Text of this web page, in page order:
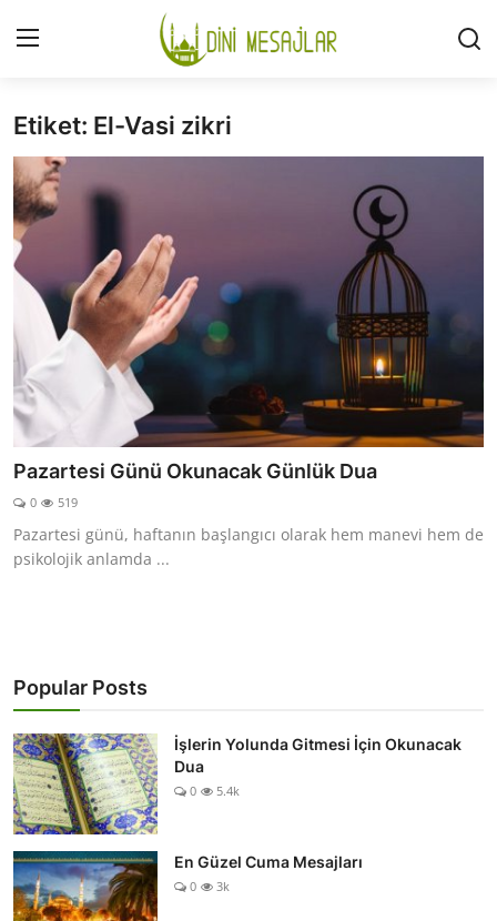
Giriş
İLETİŞİM
GÜNDEM
HAKKIMIZDA
DESTEKLİYORUM
SURELER
NAMAZ
DUALAR
KİMDİR?
KISSADAN HİSSE
DİNİ BİLGİLER
Etiket: El-Vasi zikri
Pazartesi Günü Okunacak Günlük Dua
0 519
Pazartesi günü, haftanın başlangıcı olarak hem manevi hem de
psikolojik anlamda ...
Popular Posts
İşlerin Yolunda Gitmesi İçin Okunacak
Dua
0 5.4k
En Güzel Cuma Mesajları
0 3k